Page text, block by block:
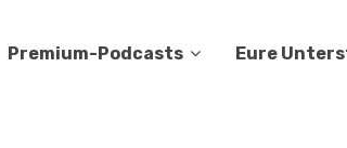
Premium-Podcasts Eure